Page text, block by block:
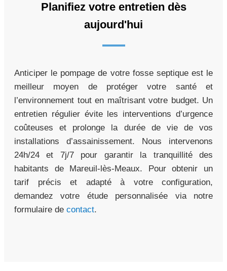
Planifiez votre entretien dès
aujourd'hui
Anticiper le pompage de votre fosse septique est le
meilleur moyen de protéger votre santé et
l’environnement tout en maîtrisant votre budget. Un
entretien régulier évite les interventions d’urgence
coûteuses et prolonge la durée de vie de vos
installations d’assainissement. Nous intervenons
24h/24 et 7j/7 pour garantir la tranquillité des
habitants de Mareuil-lès-Meaux. Pour obtenir un
tarif précis et adapté à votre configuration,
demandez votre étude personnalisée via notre
formulaire de contact.